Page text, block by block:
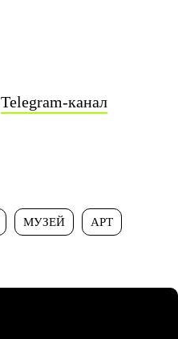
Telegram-канал
МУЗЕЙ АРТ